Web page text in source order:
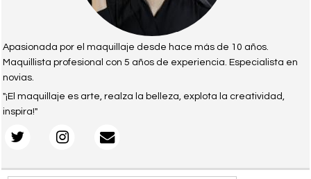
Apasionada por el maquillaje desde hace más de 10 años.
Maquillista profesional con 5 años de experiencia. Especialista en
novias.
"¡El maquillaje es arte, realza la belleza, explota la creatividad,
inspira!"